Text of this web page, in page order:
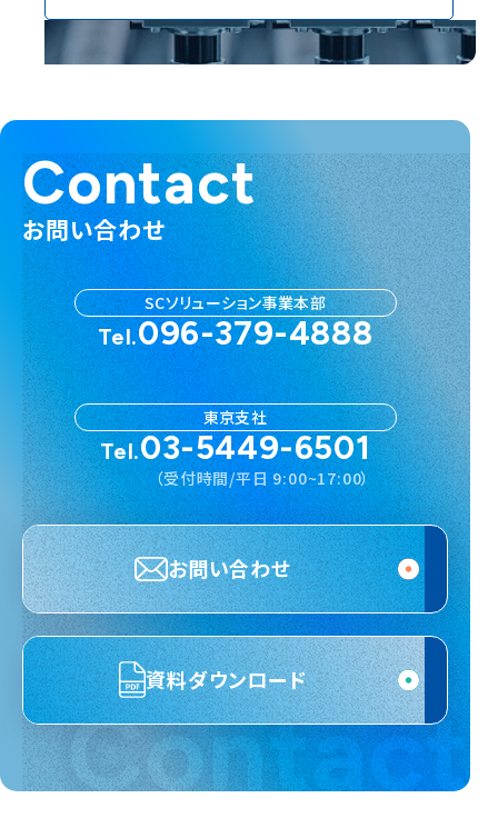
お問い合わせ
Contact
SCソリューション事業本部
Tel.096-379-4888
東京支社
Tel.03-5449-6501
（受付時間/平日 9:00~17:00）
お問い合わせ
資料ダウンロード
Contact